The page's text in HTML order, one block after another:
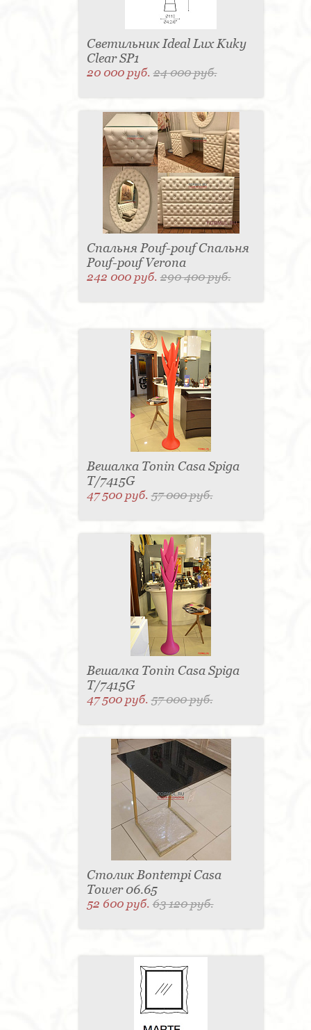
Светильник Ideal Lux Kuky
Clear SP1
20 000 руб.24 000 руб.
Спальня Pouf-pouf Спальня
Pouf-pouf Verona
242 000 руб.290 400 руб.
Вешалка Tonin Casa Spiga
T/7415G
47 500 руб.57 000 руб.
Вешалка Tonin Casa Spiga
T/7415G
47 500 руб.57 000 руб.
Столик Bontempi Casa
Tower 06.65
52 600 руб.63 120 руб.